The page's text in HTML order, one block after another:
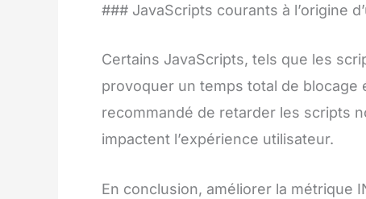
### JavaScripts courants à l’origine
Certains JavaScripts, tels que les
provoquer un temps total de
recommandé de retarder les scripts
impactent l’expérience utilisateur.
En conclusion, améliorer la métrique